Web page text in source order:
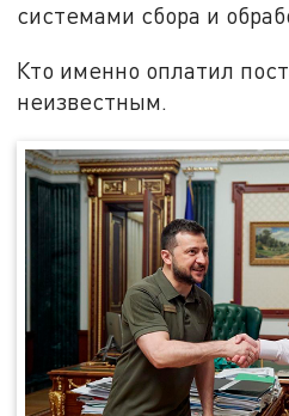
системами сбора и
Кто именно оплатил
неизвестным.